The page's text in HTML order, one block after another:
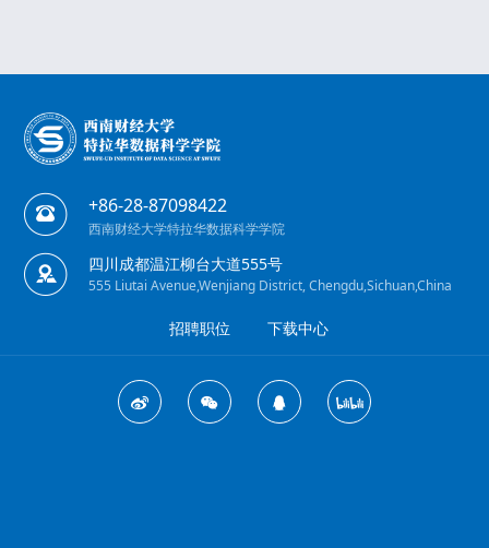
+86-28-87098422
西南财经大学特拉华数据科学学院
四川成都温江柳台大道555号
555 Liutai Avenue,Wenjiang District, Chengdu,Sichuan,China
招聘职位 下载中心